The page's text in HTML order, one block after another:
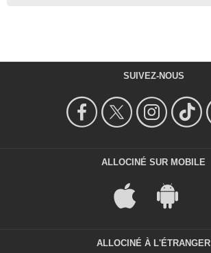
SUIVEZ-NOUS
ALLOCINÉ SUR MOBILE
ALLOCINÉ À L'ÉTRANGER